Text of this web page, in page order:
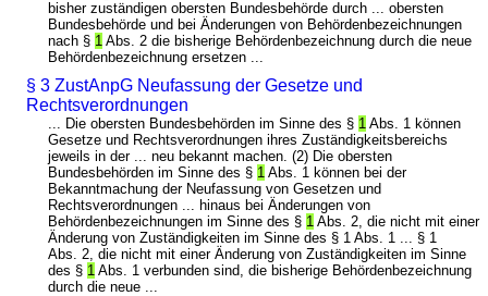
bisher zuständigen obersten Bundesbehörde durch ... obersten
Bundesbehörde und bei Änderungen von Behördenbezeichnungen
nach § 1 Abs. 2 die bisherige Behördenbezeichnung durch die neue
Behördenbezeichnung ersetzen ...
§ 3 ZustAnpG Neufassung der Gesetze und
Rechtsverordnungen
... Die obersten Bundesbehörden im Sinne des § 1 Abs. 1 können
Gesetze und Rechtsverordnungen ihres Zuständigkeitsbereichs
jeweils in der ... neu bekannt machen. (2) Die obersten
Bundesbehörden im Sinne des § 1 Abs. 1 können bei der
Bekanntmachung der Neufassung von Gesetzen und
Rechtsverordnungen ... hinaus bei Änderungen von
Behördenbezeichnungen im Sinne des § 1 Abs. 2, die nicht mit einer
Änderung von Zuständigkeiten im Sinne des § 1 Abs. 1 ... § 1
Abs. 2, die nicht mit einer Änderung von Zuständigkeiten im Sinne
des § 1 Abs. 1 verbunden sind, die bisherige Behördenbezeichnung
durch die neue ...